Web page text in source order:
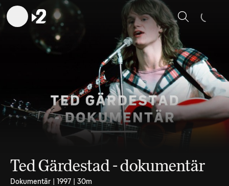
Sök
Ted Gärdestad - dokumentär
Dokumentär | 1997 | 30m